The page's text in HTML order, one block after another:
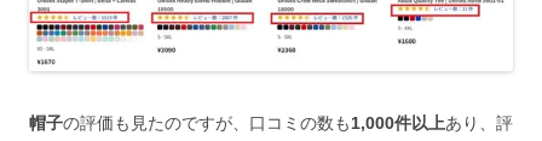
帽子の評価も見たのですが、口コミの数も1,000件以上あり、評